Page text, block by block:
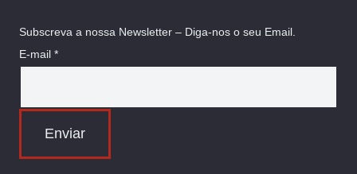
Subscreva a nossa Newsletter – Diga-nos o seu Email.
E-mail *